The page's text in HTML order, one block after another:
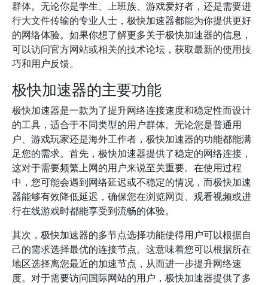
群体。无论你是学生、上班族、游戏爱好者，还是需要进
行大文件传输的专业人士，极快加速器都能为你提供更好
的网络体验。如果你想了解更多关于极快加速器的信息，
可以访问官方网站或相关的技术论坛，获取最新的使用技
巧和用户反馈。
极快加速器的主要功能
极快加速器是一款为了提升网络连接速度和稳定性而设计
的工具，适合于不同类型的用户群体。无论您是普通用
户、游戏玩家还是海外工作者，极快加速器的功能都能满
足您的需求。首先，极快加速器提供了稳定的网络连接，
这对于需要频繁上网的用户来说至关重要。在使用过程
中，您可能会遇到网络延迟或不稳定的情况，而极快加速
器能够有效降低延迟，确保您在浏览网页、观看视频或进
行在线游戏时都能享受到流畅的体验。
其次，极快加速器的多节点选择功能使得用户可以根据自
己的需求选择最优的连接节点。这意味着您可以根据所在
地区选择离您最近的加速节点，从而进一步提升网络速
度。对于需要访问国际网站的用户，极快加速器提供了多